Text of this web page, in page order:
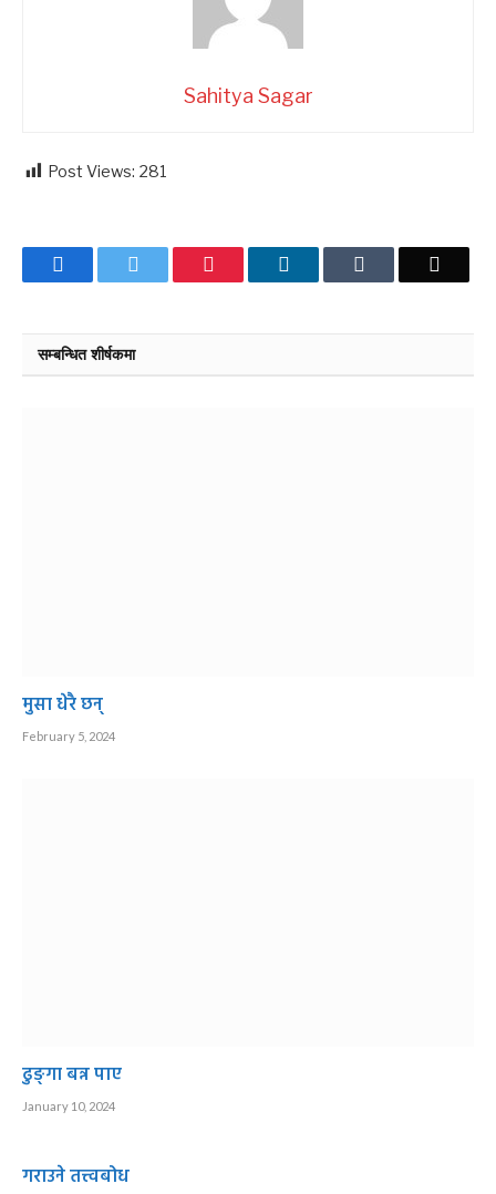
Sahitya Sagar
Post Views: 281
Facebook Pinterest LinkedIn
सम्बन्धित शीर्षकमा
मुसा धेरै छन्
February 5, 2024
ढुङ्गा बन्न पाए
January 10, 2024
गराउने तत्त्वबोध